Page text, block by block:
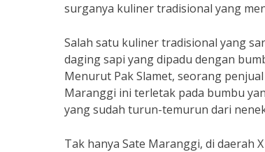
surganya kuliner tradisional yang
Salah satu kuliner tradisional yang
daging sapi yang dipadu dengan
Menurut Pak Slamet, seorang
Maranggi ini terletak pada bumbu
yang sudah turun-temurun dari
Tak hanya Sate Maranggi, di daerah